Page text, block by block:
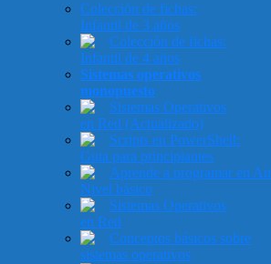
Colección de fichas:
Infantil de 3 años
Colección de fichas:
Infantil de 4 años
Sistemas operativos
monopuesto
Sistemas Operativos
en Red (Actualizado)
Scripts en PowerShell:
Guia para principiantes
Aprende a programar
Nivel básico
Sistemas Operativos
en Red
Conceptos básicos sobre
sistemas operativos